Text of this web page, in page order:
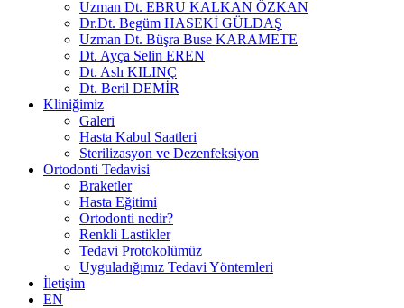
Uzman Dt. EBRU KALKAN ÖZKAN
Dr.Dt. Begüm HASEKİ GÜLDAŞ
Uzman Dt. Büşra Buse KARAMETE
Dt. Ayça Selin EREN
Dt. Aslı KILINÇ
Dt. Beril DEMİR
Kliniğimiz
Galeri
Hasta Kabul Saatleri
Sterilizasyon ve Dezenfeksiyon
Ortodonti Tedavisi
Braketler
Hasta Eğitimi
Ortodonti nedir?
Renkli Lastikler
Tedavi Protokolümüz
Uyguladığımız Tedavi Yöntemleri
İletişim
EN